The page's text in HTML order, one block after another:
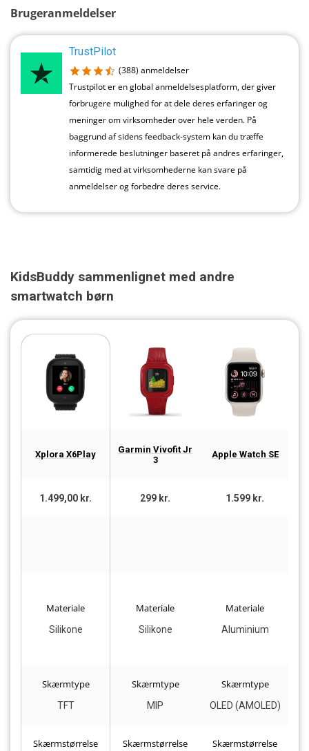
Brugeranmeldelser
TrustPilot
(388) anmeldelser
Trustpilot er en global anmeldelsesplatform, der giver
forbrugere mulighed for at dele deres erfaringer og
meninger om virksomheder over hele verden. På
baggrund af sidens feedback-system kan du træffe
informerede beslutninger baseret på andres erfaringer,
samtidig med at virksomhederne kan svare på
anmeldelser og forbedre deres service.
KidsBuddy sammenlignet med andre
smartwatch børn
Xplora X6Play
Garmin Vivofit Jr
3
Apple Watch SE
1.499,00 kr. 299 kr. 1.599 kr.
Materiale
Silikone
Materiale
Silikone
Materiale
Aluminium
Skærmtype
TFT
Skærmtype
MIP
Skærmtype
OLED (AMOLED)
Skærmstørrelse Skærmstørrelse Skærmstørrelse